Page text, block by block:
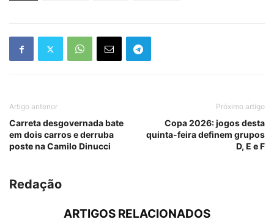
Artigo anterior
Carreta desgovernada bate
em dois carros e derruba
poste na Camilo Dinucci
Próximo artigo
Copa 2026: jogos desta
quinta-feira definem grupos
D, E e F
Redação
ARTIGOS RELACIONADOS